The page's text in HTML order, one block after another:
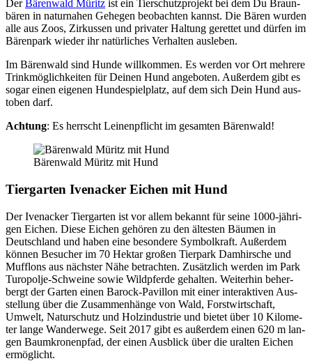
DerBären­wald Müritz ist ein Tier­schutz­pro­jekt bei dem Du Braun­
bä­ren in natur­na­hen Gehe­gen beob­ach­ten kannst. Die Bären wur­den
alle aus Zoos, Zir­kus­sen und pri­va­ter Hal­tung geret­tet und dür­fen im
Bären­park wie­der ihr natür­li­ches Ver­hal­ten aus­le­ben.
Im Bären­wald sind Hun­de will­kom­men. Es wer­den vor Ort meh­re­re
Trink­mög­lich­kei­ten für Dei­nen Hund ange­bo­ten. Außer­dem gibt es
sogar einen eige­nen Hun­de­spiel­platz, auf dem sich Dein Hund aus­
to­ben darf.
Ach­tung: Es herrscht Lei­nen­pflicht im gesam­ten Bären­wald!
Bären­wald Müritz mit Hund
Tier­gar­ten Iven­acker Eichen mit Hund
Der Iven­acker Tier­gar­ten ist vor allem bekannt für sei­ne 1000-jäh­ri­
gen Eichen. Die­se Eichen gehö­ren zu den ältes­ten Bäu­men in
Deutsch­land und haben eine beson­de­re Sym­bol­kraft. Außer­dem
kön­nen Besu­cher im 70 Hekt­ar gro­ßen Tier­park Dam­hir­sche und
Muff­lons aus nächs­ter Nähe betrach­ten. Zusätz­lich wer­den im Park
Tur­opol­je-Schwei­ne sowie Wild­pfer­de gehal­ten. Wei­ter­hin beher­
bergt der Gar­ten einen Barock-Pavil­lon mit einer inter­ak­ti­ven Aus­
stel­lung über die Zusam­men­hän­ge von Wald, Forst­wirt­schaft,
Umwelt, Natur­schutz und Holz­in­dus­trie und bie­tet über 10 Kilo­me­
ter lan­ge Wan­der­we­ge. Seit 2017 gibt es außer­dem einen 620 m lan­
gen Baum­kro­nen­pfad, der einen Aus­blick über die uralten Eichen
ermög­licht.